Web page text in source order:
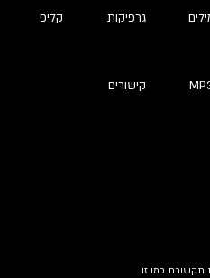
קליפ גרפיקות
קישורים
כמו זו